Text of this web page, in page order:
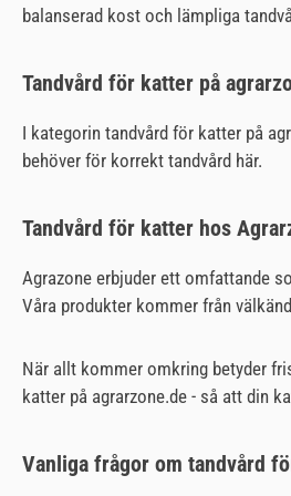
balanserad kost och lämpliga
Tandvård för katter på
I kategorin tandvård för katter på
behöver för korrekt tandvård här.
Tandvård för katter hos
Agrazone erbjuder ett omfattande
Våra produkter kommer från
När allt kommer omkring betyder
katter på agrarzone.de - så att din
Vanliga frågor om tandvård